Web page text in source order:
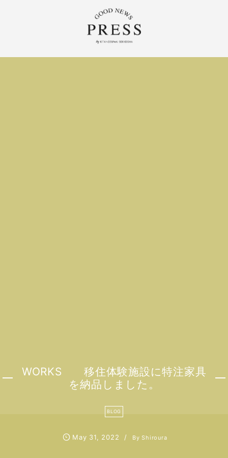
WORKS 移住体験施設に特注家具
を納品しました。
BLOG
May 31, 2022 ByShiroura